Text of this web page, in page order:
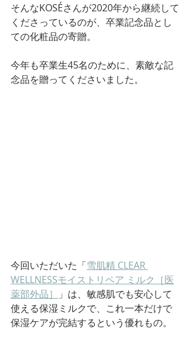
そんなKOSÉさんが2020年から継続して
くださっているのが、卒業記念品とし
ての化粧品の寄贈。
今年も卒業生45名のために、 素敵な記
念品を贈ってくださいました。
今回いただいた 「雪肌精 CLEAR
WELLNESSモイストリペア ミルク［医
薬部外品］
」 は、敏感肌でも安心して
使える保湿ミルクで、これ一本だけで
保湿ケアが完結するという優れもの。